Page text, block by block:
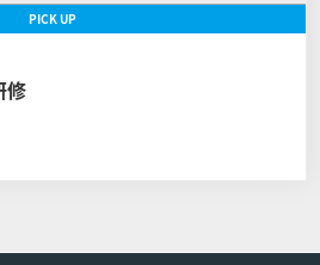
す。 但し、教育パンフレット等に
めたコースはその定めが、また取
書の発行に関する他社開催のコー
件がそれぞれ本条に優先して適用
適用されません。
開催日の11営業日前(当該日
PICKUP
修